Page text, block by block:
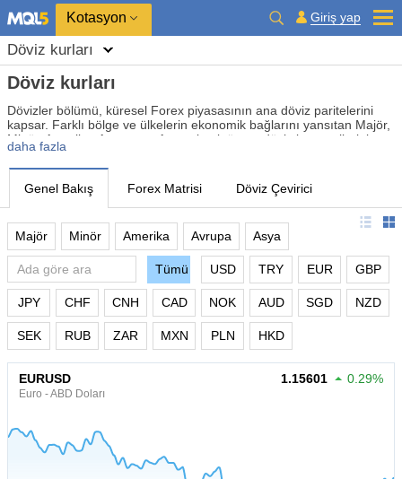
Kotasyon Giriş yap
Döviz kurları
Döviz kurları
Dövizler bölümü, küresel Forex piyasasının ana döviz paritelerini
kapsar. Farklı bölge ve ülkelerin ekonomik bağlarını yansıtan Majör,
Minör, Amerika, Avrupa ve Asya olmak üzere döviz kategorilerini
içerir. Bu bölümdeki döviz pariteleri, yatırımcıların küresel
ekonominin dinamiklerini ve merkez bankalarının para politikasının
etkisini değerlendirmelerine olanak tanır. Bu bölüm, döviz portföyü
çeşitlendirmesi ve analizi için geniş bir araç yelpazesi sunar.
daha fazla
Genel Bakış Forex Matrisi Döviz Çevirici
Majör Minör Amerika Avrupa Asya
Tümü USD TRY EUR GBP
JPY CHF CNH CAD NOK AUD SGD NZD
SEK RUB ZAR MXN PLN HKD
EURUSD
Euro - ABD Doları
1.15601 0.29%